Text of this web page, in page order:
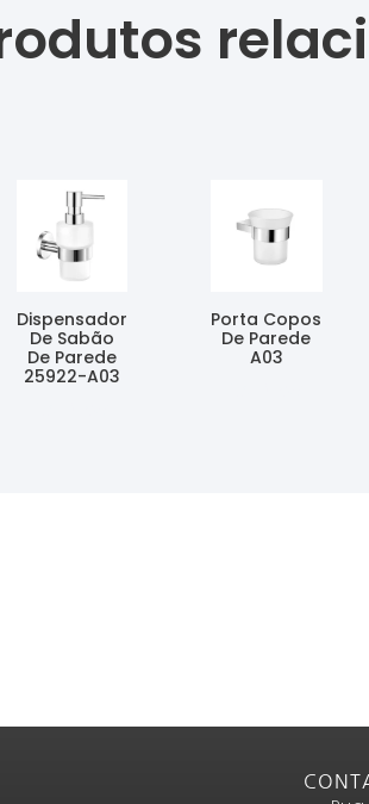
Dispensador
De Sabão
De Parede
25922-A03
Porta Copos
De Parede
A03